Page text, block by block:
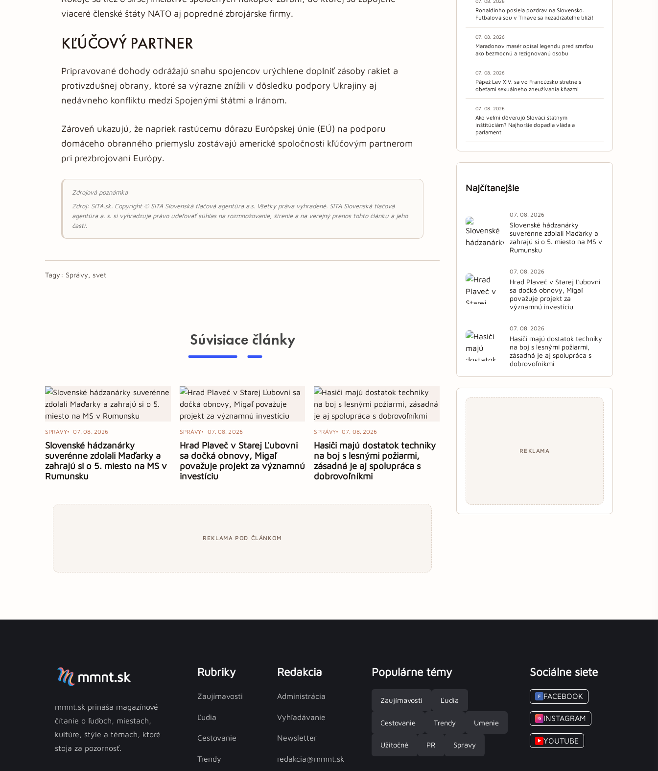
viaceré členské štáty NATO aj popredné zbrojárske firmy.
KĽÚČOVÝ PARTNER
Pripravované dohody odrážajú snahu spojencov urýchlene doplniť zásoby rakiet a
protivzdušnej obrany, ktoré sa výrazne znížili v dôsledku podpory Ukrajiny aj
nedávneho konfliktu medzi Spojenými štátmi a Iránom.
Zároveň ukazujú, že napriek rastúcemu dôrazu Európskej únie (EÚ) na podporu
domáceho obranného priemyslu zostávajú americké spoločnosti kľúčovým partnerom
pri prezbrojovaní Európy.
Zdrojová poznámka
Zdroj: SITA.sk. Copyright © SITA Slovenská tlačová agentúra a.s. Všetky práva vyhradené. SITA Slovenská tlačová
agentúra a. s. si vyhradzuje právo udeľovať súhlas na rozmnožovanie, šírenie a na verejný prenos tohto článku a jeho
častí.
Tagy: Správy, svet
Súvisiace články
SPRÁVY 07. 08. 2026
Slovenské hádzanárky
suverénne zdolali Maďarky a
zahrajú si o 5. miesto na MS v
Rumunsku
SPRÁVY 07. 08. 2026
Hrad Plaveč v Starej Ľubovni
sa dočká obnovy, Migaľ
považuje projekt za významnú
investíciu
SPRÁVY 07. 08. 2026
Hasiči majú dostatok techniky
na boj s lesnými požiarmi,
zásadná je aj spolupráca s
dobrovoľníkmi
REKLAMA POD ČLÁNKOM
07. 08. 2026
Ronaldinho posiela pozdrav na Slovensko.
Futbalová šou v Trnave sa nezadržateľne blíži!
07. 08. 2026
Maradonov masér opísal legendu pred smrťou
ako bezmocnú a rezignovanú osobu
07. 08. 2026
Pápež Lev XIV. sa vo Francúzsku stretne s
obeťami sexuálneho zneužívania kňazmi
07. 08. 2026
Ako veľmi dôverujú Slováci štátnym
inštitúciám? Najhoršie dopadla vláda a
parlament
Najčítanejšie
07. 08. 2026
Slovenské hádzanárky
suverénne zdolali Maďarky a
zahrajú si o 5. miesto na MS v
Rumunsku
07. 08. 2026
Hrad Plaveč v Starej Ľubovni
sa dočká obnovy, Migaľ
považuje projekt za
významnú investíciu
07. 08. 2026
Hasiči majú dostatok techniky
na boj s lesnými požiarmi,
zásadná je aj spolupráca s
dobrovoľníkmi
REKLAMA
mmnt.sk
mmnt.sk prináša magazínové
čítanie o ľuďoch, miestach,
kultúre, štýle a témach, ktoré
stoja za pozornosť.
Rubriky
Zaujímavosti
Ľudia
Cestovanie
Trendy
Redakcia
Administrácia
Vyhľadávanie
Newsletter
redakcia@mmnt.sk
Populárne témy
Zaujímavosti Ľudia
Cestovanie Trendy Umenie
Užitočné PR Spravy
Sociálne siete
F FACEBOOK
IG INSTAGRAM
▶ YOUTUBE